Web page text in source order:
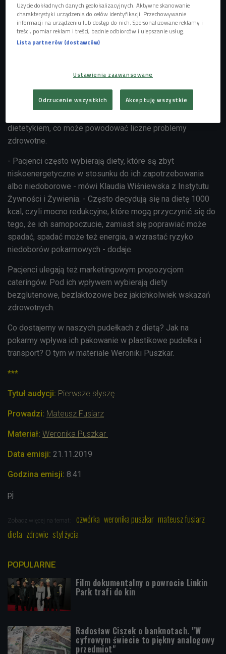
dietetykiem, co może powodować liczne problemy
zdrowotne.
- Pacjenci często wybierają diety, które są zbyt
niskoenergetyczne w stosunku do ich zapotrzebowania
albo niedoborowe - mówi Klaudia Wiśniewska z Instytutu
Żywności i Żywienia. - Często decydują się na dietę 1000
kcal, czyli mocno redukcyjne, które mogą przyczynić się do
tego, że ich samopoczucie, zamiast się poprawiać może
spadać, spadać może też energia, a wzrastać ryzyko
niedoborów pokarmowych - dodaje.
Pacjenci ulegają też marketingowym propozycjom
cateringów. Pod ich wpływem wybierają diety
bezglutenowe, bezlaktozowe bez jakichkolwiek wskazań
zdrowotnych.
Co dostajemy w naszych pudełkach z dietą? Jak na
pokarmy wpływa ich pakowanie w plastikowe pudełka i
transport? O tym w materiale Weroniki Puszkar.
***
Tytuł audycji: Pierwsze słyszę
Prowadzi: Mateusz Fusiarz
Materiał: Weronika Puszkar
Data emisji: 21.11 .2019
Godzina emisji: 8.41
pj
Zobacz więcej na temat: czwórka weronika puszkar mateusz fusiarz
dieta zdrowie styl życia
POPULARNE
Film dokumentalny o powrocie Linkin
Park trafi do kin
Radosław Ciszek o banknotach. "W
cyfrowym świecie to piękny analogowy
przedmiot"
Użycie dokładnych danych geolokalizacyjnych. Aktywne skanowanie
charakterystyki urządzenia do celów identyfikacji. Przechowywanie
informacji na urządzeniu lub dostęp do nich. Spersonalizowane reklamy i
treści, pomiar reklam i treści, badnie odbiorców i ulepszanie usług.
Lista partnerów (dostawców)
Ustawienia zaawansowane
Odrzucenie wszystkich Akceptuję wszystkie